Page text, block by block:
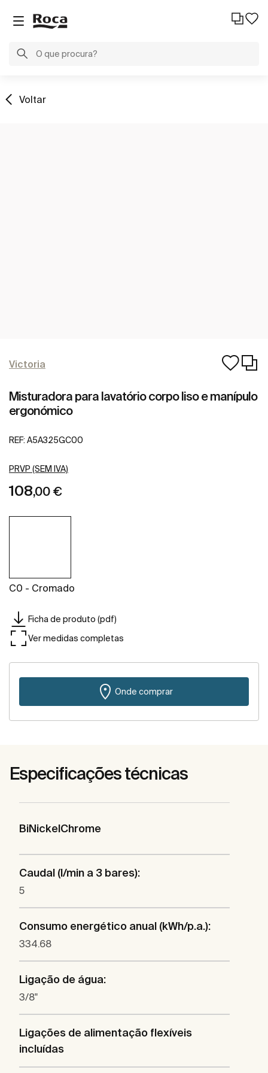
Voltar
Victoria
Misturadora para lavatório corpo liso e manípulo
ergonómico
REF: A5A325GC00
PRVP (SEM IVA)
108,00 €
C0 - Cromado
Ficha de produto (pdf)
Ver medidas completas
Onde comprar
Especificações técnicas
BiNickelChrome
Caudal (l/min a 3 bares):
5
Consumo energético anual (kWh/p.a.):
334.68
Ligação de água:
3/8"
Ligações de alimentação flexíveis
incluídas